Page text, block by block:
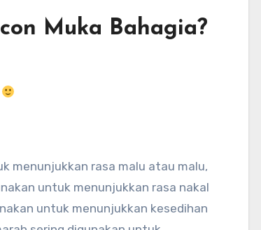
Muka Bahagia?
menunjukkan rasa malu atau malu,
untuk menunjukkan rasa nakal
untuk menunjukkan kesedihan